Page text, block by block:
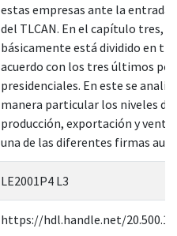
estas empresas ante la entrada
del TLCAN. En el capítulo tres,
básicamente está dividido en
acuerdo con los tres últimos
presidenciales. En este se
manera particular los niveles de
producción, exportación y
una de las diferentes firmas
LE2001P4 L3
https://hdl.handle.net/